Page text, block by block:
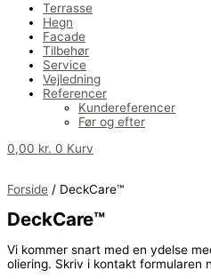
Terrasse
Hegn
Facade
Tilbehør
Service
Vejledning
Referencer
Kundereferencer
Før og efter
0,00 kr. 0 Kurv
Forside / DeckCare™
DeckCare™
Vi kommer snart med en ydelse
oliering. Skriv i kontakt formularen